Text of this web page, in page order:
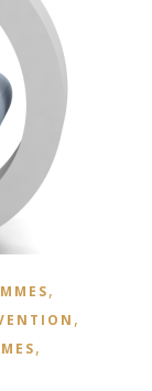
,
,
,